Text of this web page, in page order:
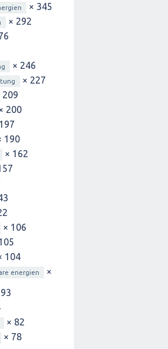
× 345
× 292
× 246
× 227
209
200
190
× 162
× 106
104
energien
×
× 82
× 78